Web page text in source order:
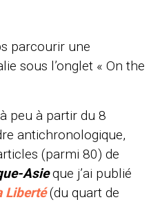
parcourir une
sous l’onglet « On the
peu à partir du 8
antichronologique,
(parmi 80) de
Asieque j’ai publié
Liberté(du quart de